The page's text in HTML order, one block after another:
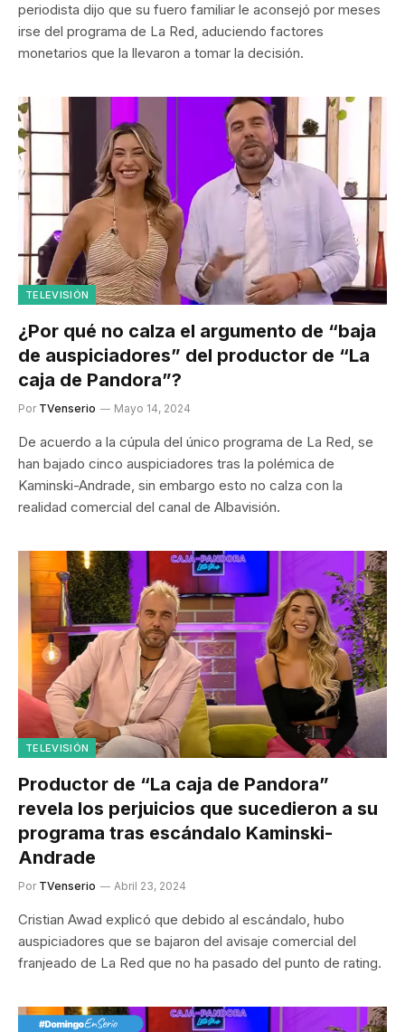
periodista dijo que su fuero familiar le aconsejó por meses
irse del programa de La Red, aduciendo factores
monetarios que la llevaron a tomar la decisión.
TELEVISIÓN
¿Por qué no calza el argumento de “baja
de auspiciadores” del productor de “La
caja de Pandora”?
Por TVenserio Mayo 14, 2024
De acuerdo a la cúpula del único programa de La Red, se
han bajado cinco auspiciadores tras la polémica de
Kaminski-Andrade, sin embargo esto no calza con la
realidad comercial del canal de Albavisión.
TELEVISIÓN
Productor de “La caja de Pandora”
revela los perjuicios que sucedieron a su
programa tras escándalo Kaminski-
Andrade
Por TVenserio Abril 23, 2024
Cristian Awad explicó que debido al escándalo, hubo
auspiciadores que se bajaron del avisaje comercial del
franjeado de La Red que no ha pasado del punto de rating.